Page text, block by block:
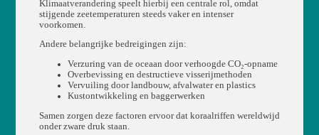
Klimaatverandering speelt hierbij een centrale rol, omdat
stijgende zeetemperaturen steeds vaker en intenser
voorkomen.
Andere belangrijke bedreigingen zijn:
Verzuring van de oceaan door verhoogde CO₂-opname
Overbevissing en destructieve visserijmethoden
Vervuiling door landbouw, afvalwater en plastics
Kustontwikkeling en baggerwerken
Samen zorgen deze factoren ervoor dat koraalriffen wereldwijd
onder zware druk staan.